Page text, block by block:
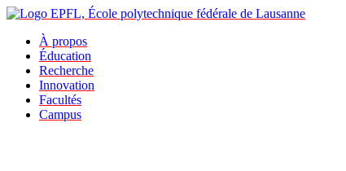
À propos
Éducation
Recherche
Innovation
Facultés
Campus